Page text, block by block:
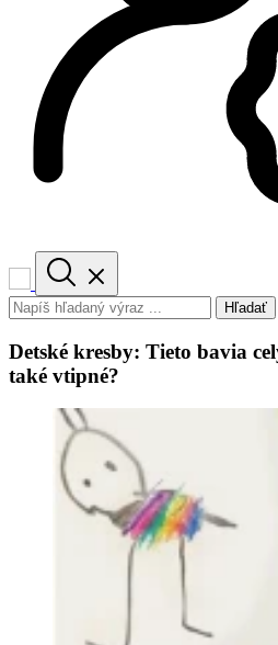
Hľadať
Detské kresby: Tieto bavia
také vtipné?